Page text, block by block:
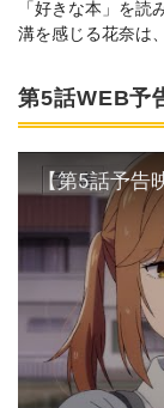
「好きな本」を
溝を感じる花奈は
第5話WEB予